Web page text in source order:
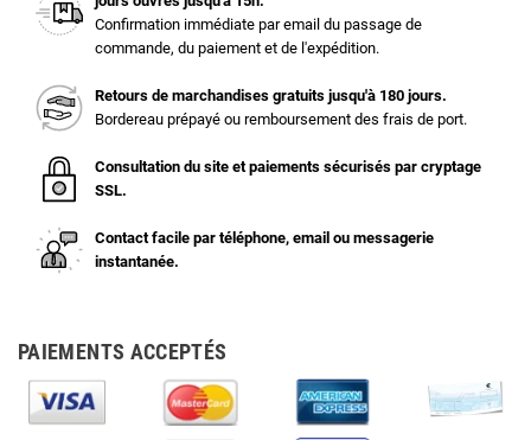
Confirmation immédiate par email du passage de
commande, du paiement et de l'expédition.
Retours de marchandises gratuits jusqu'à 180 jours.
Bordereau prépayé ou remboursement des frais de port.
Consultation du site et paiements sécurisés par cryptage
SSL.
Contact facile par téléphone, email ou messagerie
instantanée.
PAIEMENTS ACCEPTÉS